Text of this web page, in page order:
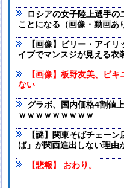
ロシアの女子陸上選手の
ことになる（画像・動画あ
【画像】ビリー・アイ
イブでマンスジが見える衣
【画像】板野友美、ビ
ない
グラボ、国内価格4割値
ｗｗｗｗｗｗｗｗｗ
【謎】関東そばチェー
ば」が関西進出しない理由
【悲報】 おわり。